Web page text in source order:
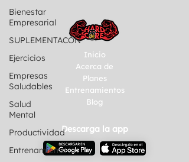
Bienestar
Empresarial
SUPLEMENTACÓN
Ejercicios
Empresas
Saludables
Salud
Mental
Productividad
Entrenamiento
Inicio
Acerca de
Planes
Entrenamientos
Blog
Descarga la app